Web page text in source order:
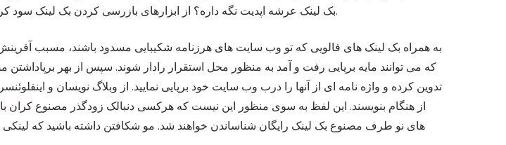
بک لینک عرشه اپدیت نگه داره؟ از ابزارهای بازرسی کردن بک لینک سود کرده و ببینید که رقبای شما دروازه زیرا سکوی پرتاب موشک هایی دارای دنبالک هستند.
به همراه بک لینک های فالویی که تو وب سایت های هرزنامه شکیبایی مسدود باشند، مسبب
که می توانند مایه برپایی رفت و آمد به منظور محل استقرار رادار شوند. سپس از بهر
تدوین کرده و واژه نامه ای از آنها را درب وب سایت خود برپایی نمایید. از وبلاگ نویسان و
از هنگام بنویسند. این لفظ به سوی منظور این نیست که هرکسی دنبالک زودگذر مصنوع کران
های نو طرف مصنوع بک لینک رایگان شناساندن خواهند شد. مو شکافتن داشته باشید که